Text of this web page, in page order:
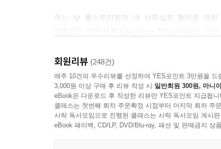
--- p.187
다 높은 보너스를 받아야 하는지, 내가 왜 당신이
게 무언가를 ‘판다’라는 단어가 주는 미묘하게 부
것은 매우 중요한 생존 능력이기 때문에, 큰 자산
는 굉장한 매력으로 다가왔다.
--- p.197
설파했다. 따라서 설핏 익숙한 이야기라고 느낄
저자는 수익률을 좌우하는 판단편향에 대한 설명
투자에서 실패를 하게 되는 주요한 원인을 살
월스트리트에서도 1%에 속하는 펀드매니저들을
또한 『디 앤서』는 한국인 신분으로 세계 최고
어느 날 월스트리트의 내 사무실로 찾아온 어
세계에서 성공할 수 있는 충분조건들을 갖췄음
읽어야 할 책이다.
- John Song (Angel Capital 대표, 전 Tiger
회원리뷰 (248건)
매주 10건의 우수리뷰를 선정하여 YES포인트 3만원을 드
3,000원 이상 구매 후 리뷰 작성 시 일반회원 300원, 마니
eBook은 다운로드 후 작성한 리뷰만 YES포인트 지급됩니
클래스는 첫번째 회차 주문확정 시점부터 마지막 회차 주
사락 독서모임으로 진행된 클래스는 사락 독서모임 게시
eBook 페이백, CD/LP, DVD/Blu-ray, 패션 및 판매금지 상